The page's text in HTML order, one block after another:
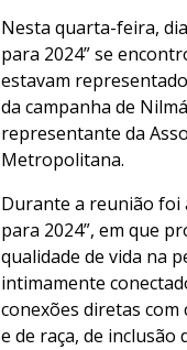
Nesta quarta-feira,
para 2024” se
estavam
da campanha de
representante da
Metropolitana.
Durante a reunião foi
para 2024”, em que
qualidade de vida na
intimamente
conexões diretas
e de raça, de inclusão